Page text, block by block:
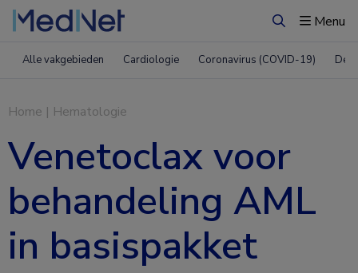
ZoekenMenu
Alle vakgebieden Cardiologie Coronavirus (COVID-19)
Home | Hematologie
Venetoclax voor
behandeling AML
in basispakket